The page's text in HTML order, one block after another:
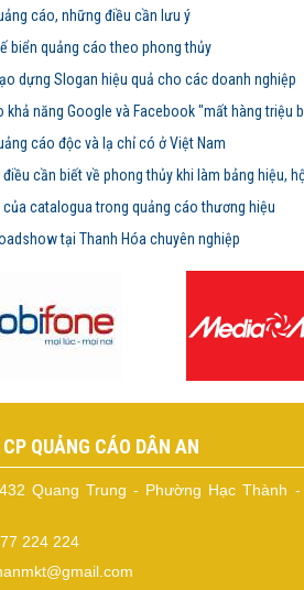
cáo, những điều cần lưu ý
biển quảng cáo theo phong thủy
dựng Slogan hiệu quả cho các doanh nghiệp
khả năng Google và Facebook "mất hàng triệu
cáo độc và lạ chỉ có ở Việt Nam
điều cần biết về phong thủy khi làm bảng hiệu,
của catalogua trong quảng cáo thương hiệu
tại Thanh Hóa chuyên nghiệp
QUẢNG CÁO DÂN AN
Quang Trung - Phường Hạc Thành
224 224